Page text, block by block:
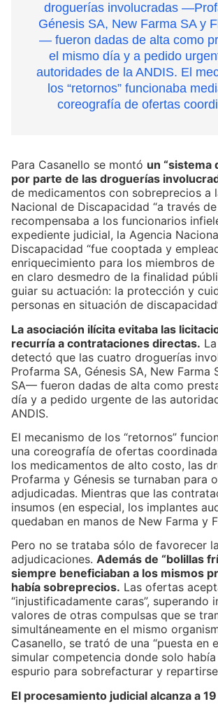
droguerías involucradas
Génesis SA, New Farma SA y
— fueron dadas de alta como
el mismo día y a pedido
autoridades de la ANDIS. El
los “retornos” funcionaba
coreografía de ofertas
Para Casanello se montó un “sistema
por parte de las droguerías
de medicamentos con sobreprecios a
Nacional de Discapacidad “a través
recompensaba a los funcionarios
expediente judicial, la Agencia
Discapacidad “fue cooptada y
enriquecimiento para los miembros
en claro desmedro de la finalidad
guiar su actuación: la protección y
personas en situación de
La asociación ilícita evitaba las
recurría a contrataciones directas.
detectó que las cuatro droguerías
Profarma SA, Génesis SA, New Farma
SA— fueron dadas de alta como
día y a pedido urgente de las
ANDIS.
El mecanismo de los “retornos”
una coreografía de ofertas
los medicamentos de alto costo, las
Profarma y Génesis se turnaban para
adjudicadas. Mientras que las
insumos (en especial, los implantes
quedaban en manos de New Farma y
Pero no se trataba sólo de favorecer
adjudicaciones. Además de “bolillas
siempre beneficiaban a los mismos
había sobreprecios. Las ofertas
“injustificadamente caras”, superando
valores de otras compulsas que se
simultáneamente en el mismo
Casanello, se trató de una “puesta en
simular competencia donde solo
espurio para sobrefacturar y
El procesamiento judicial alcanza a